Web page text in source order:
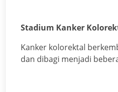
Stadium Kanker
Kanker kolorektal
dan dibagi menjadi